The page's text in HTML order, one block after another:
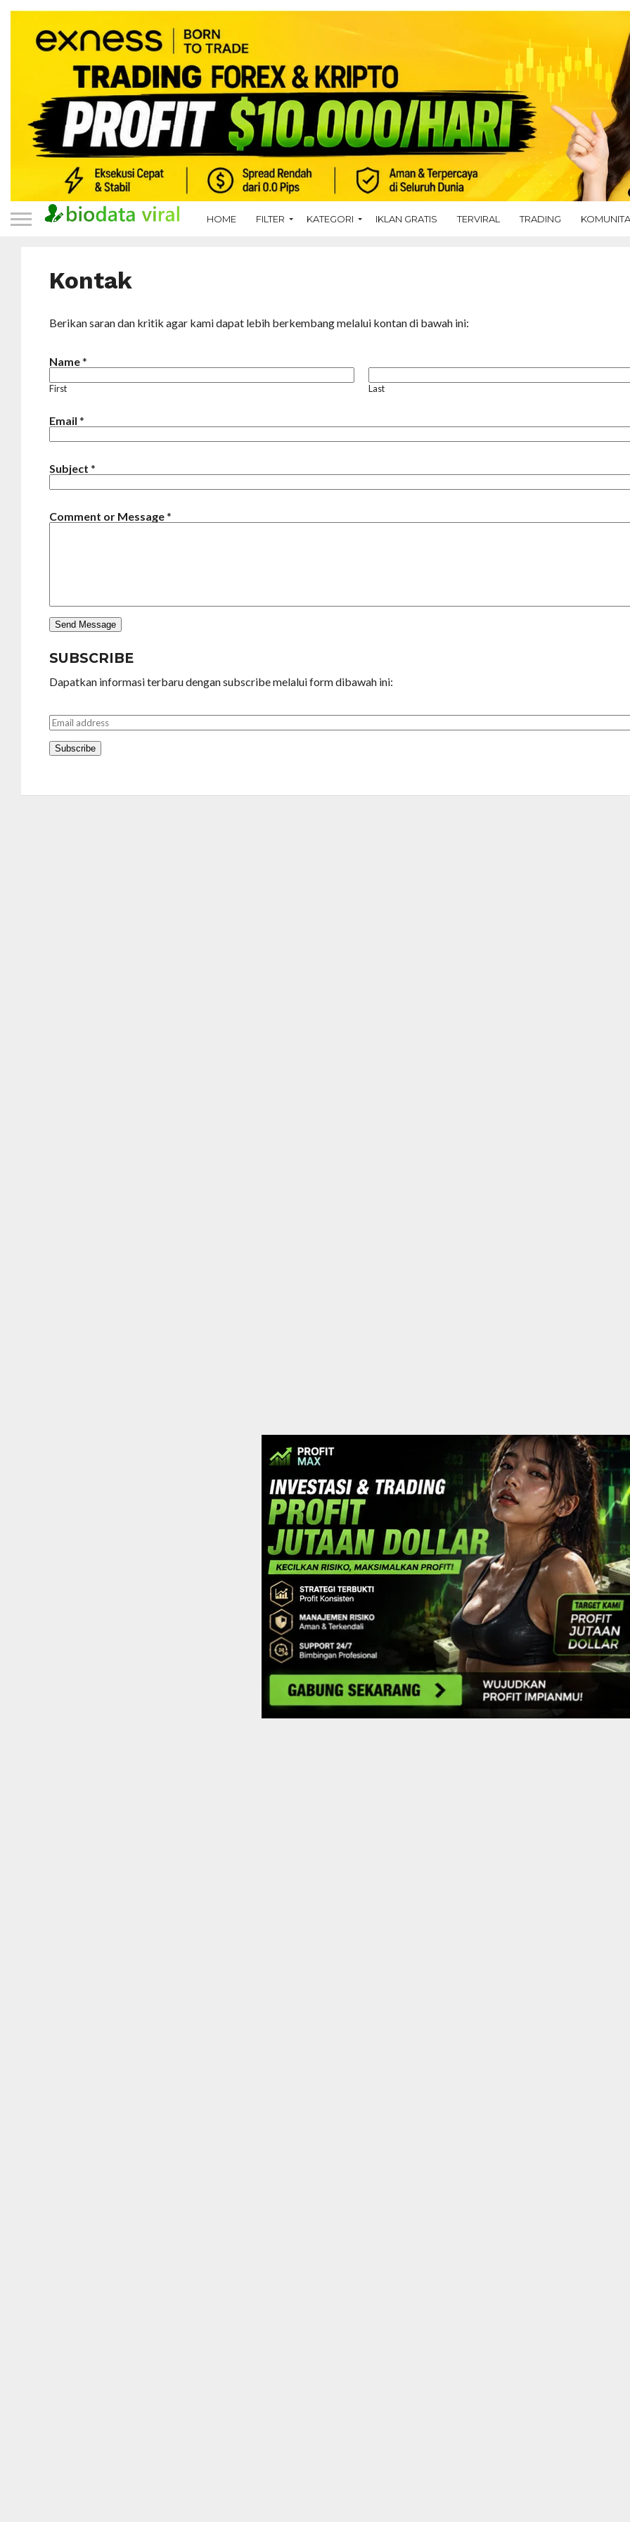
HOME FILTER KATEGORI IKLAN GRATIS TERVIRAL TRADING
Kontak
Berikan saran dan kritik agar kami dapat lebih berkembang melalui kontan di bawah ini:
Name*
First Last
Email*
Subject*
Comment or Message*
Send Message
SUBSCRIBE
Dapatkan informasi terbaru dengan subscribe melalui form dibawah ini:
E
m
a
i Subscribe